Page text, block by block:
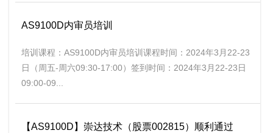
AS9100D内审员培训
培训课程：AS9100D内审员培训课程时间：2024年3月22-23
日（周五-周六09:30-17:00）签到时间：2024年3月22-23日
09:00-09...
【AS9100D】崇达技术（股票002815）顺利通过